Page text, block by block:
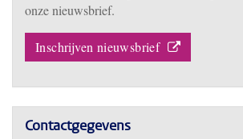
onze nieuwsbrief.
Inschrijven nieuwsbrief
Contactgegevens